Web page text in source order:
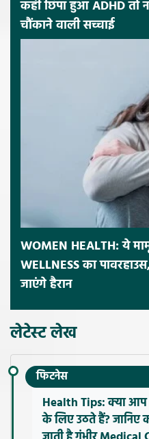
कहीं छिपा हुआ ADHD तो
चौंकाने वाली सच्चाई
WOMEN HEALTH: ये
WELLNESS का
जाएंगे हैरान
लेटेस्ट लेख
फिटनेस
Health Tips: क्या आप
के लिए उठते हैं?